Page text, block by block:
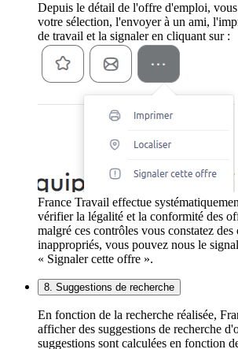
Depuis le détail de l'offre d'emploi,
votre sélection, l'envoyer à un ami,
de travail et la signaler en cliquant sur :
France Travail effectue
vérifier la légalité et la conformité des
malgré ces contrôles vous constatez des
inappropriés, vous pouvez nous le
« Signaler cette offre ».
8. Suggestions de recherche
En fonction de la recherche réalisée,
afficher des suggestions de recherche
suggestions sont calculées en fonction